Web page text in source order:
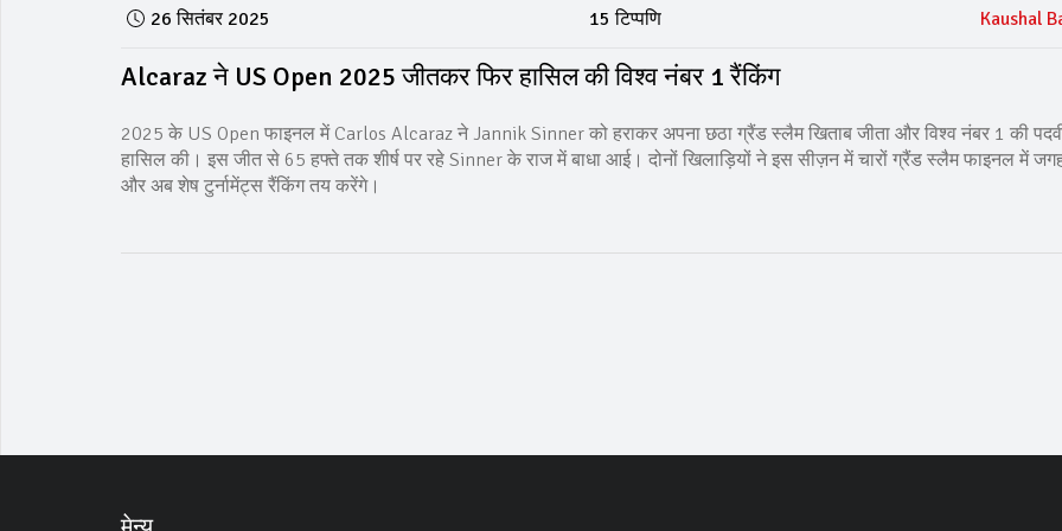
26 सितंबर 2025 15 टिप्पणि Kaushal
Alcaraz ने US Open 2025 जीतकर फिर हासिल की विश्व नंबर 1 रैंकिंग
2025 के US Open फाइनल में Carlos Alcaraz ने Jannik Sinner को हराकर अपना छठा ग्रैंड स्लैम खिताब जीता और विश्व नंबर 1 की
हासिल की। इस जीत से 65 हफ्ते तक शीर्ष पर रहे Sinner के राज में बाधा आई। दोनों खिलाड़ियों ने इस सीज़न में चारों ग्रैंड स्लैम फाइनल में
और अब शेष टुर्नामेंट्स रैंकिंग तय करेंगे।